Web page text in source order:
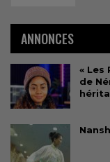
ANNONCES
« Les
de